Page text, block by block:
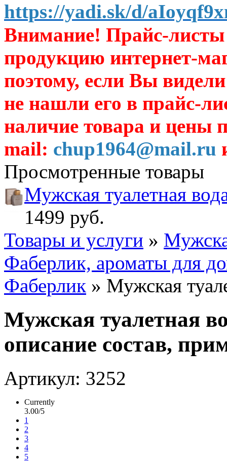
https://yadi.sk/d/
Внимание! Прайс-листы
продукцию интернет-
поэтому, если Вы
не нашли его в прайс-
наличие товара и цены
mail: chup1964@mail.ru
Просмотренные товары
Мужская туалетная
1499 руб.
Товары и услуги »
Фаберлик, ароматы для
Фаберлик » Мужская
Мужская туалетная
описание состав,
Артикул: 3252
Currently
3.00/5
1
2
3
4
5